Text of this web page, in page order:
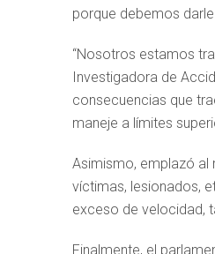
porque debemos
“Nosotros estamos
Investigadora de
consecuencias que
maneje a límites
Asimismo, emplazó al
víctimas, lesionados,
exceso de velocidad,
Finalmente, el